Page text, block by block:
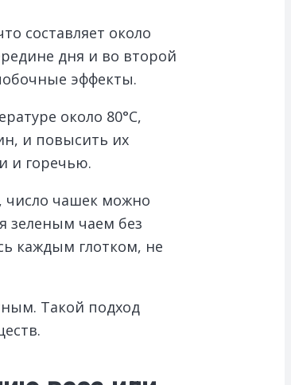
составляет около
дня и во второй
эффекты.
около 80°C,
и повысить их
и горечью.
число чашек можно
зеленым чаем без
каждым глотком, не
Такой подход